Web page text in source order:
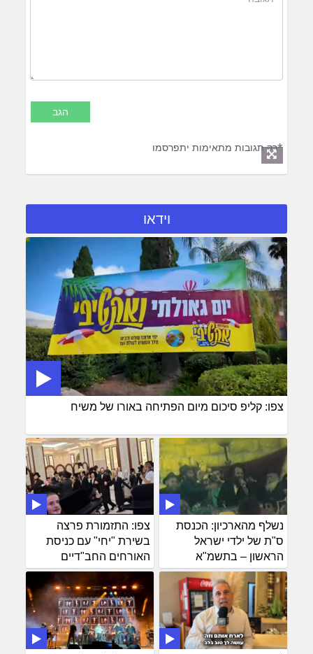
*רק תגובות מתאימות יתפרסמו
וידאו
צפו: קליפ סיכום מיום הפתיחה באורו של משיח
צפו: התזמורת פרצה
בשירת "יחי" עם כניסת
האורחים החב"דיים
נשלף מהארכיון: הכנסת
ס"ת של ילדי ישראל
הראשון – בתשמ"א